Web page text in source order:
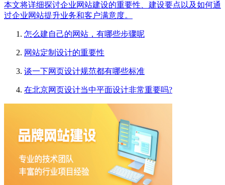
本文将详细探讨企业网站建设的重要性、建设要点以及如何通
过企业网站提升业务和客户满意度。
怎么建自己的网站，有哪些步骤呢
网站定制设计的重要性
谈一下网页设计规范都有哪些标准
在北京网页设计当中平面设计非常重要吗?